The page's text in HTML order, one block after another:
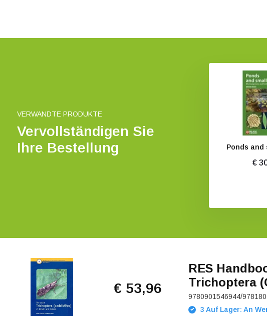
VERWANDTE PRODUKTE
Vervollständigen Sie
Ihre Bestellung
Ponds and
€
€ 53,96
RES
Trichoptera
9780901546944/
3 Auf Lager: An